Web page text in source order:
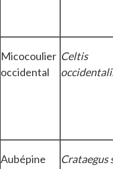
Micocoulier
occidental
Celtis
Aubépine Crataegus